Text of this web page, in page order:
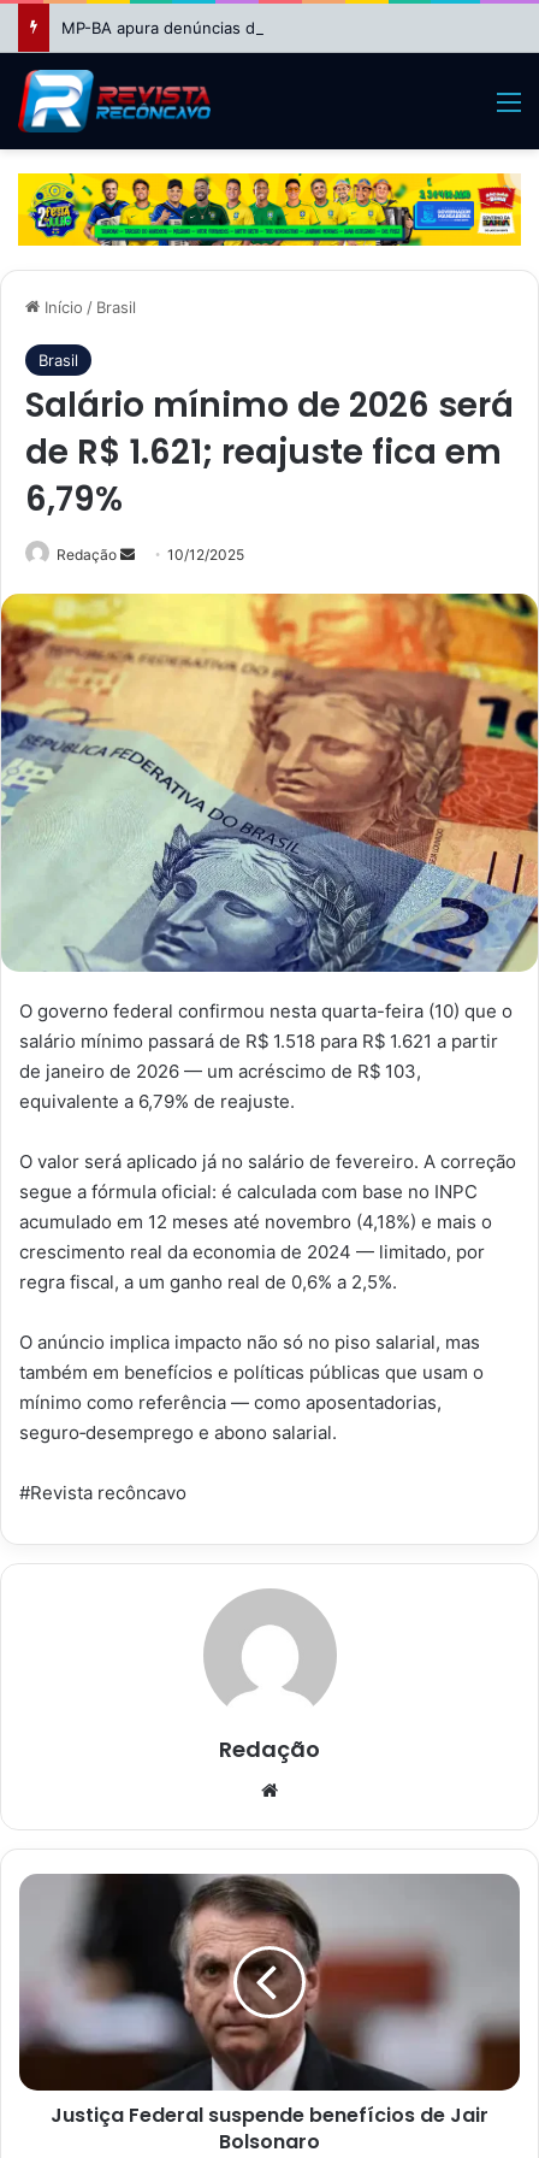
Início / Brasil
Brasil
Salário mínimo de 2026 será
de R$ 1.621; reajuste fica em
6,79%
Redação
Mande
mail
10/12/2025
O governo federal confirmou nesta quarta-feira (10) que o
salário mínimo passará de R$ 1.518 para R$ 1.621 a partir
de janeiro de 2026 — um acréscimo de R$ 103,
equivalente a 6,79% de reajuste.
O valor será aplicado já no salário de fevereiro. A correção
segue a fórmula oficial: é calculada com base no INPC
acumulado em 12 meses até novembro (4,18%) e mais o
crescimento real da economia de 2024 — limitado, por
regra fiscal, a um ganho real de 0,6% a 2,5%.
O anúncio implica impacto não só no piso salarial, mas
também em benefícios e políticas públicas que usam o
mínimo como referência — como aposentadorias,
seguro‑desemprego e abono salarial.
#Revista recôncavo
Redação
Justiça
benefícios
Bolsonaro
Justiça Federal suspende benefícios de Jair
Bolsonaro